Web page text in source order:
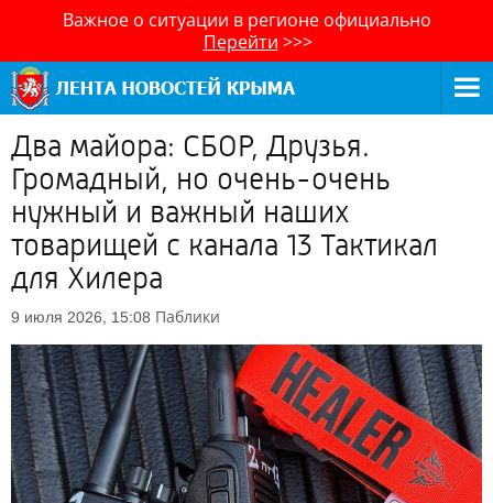
Важное о ситуации в регионе официально
Перейти >>>
Два майора: СБОР, Друзья.
Громадный, но очень-очень
нужный и важный наших
товарищей с канала 13 Тактикал
для Хилера
9 июля 2026, 15:08 Паблики